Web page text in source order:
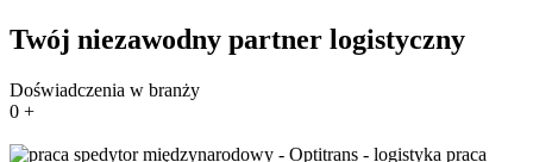
Twój niezawodny partner logistyczny
Doświadczenia w branży
0 +